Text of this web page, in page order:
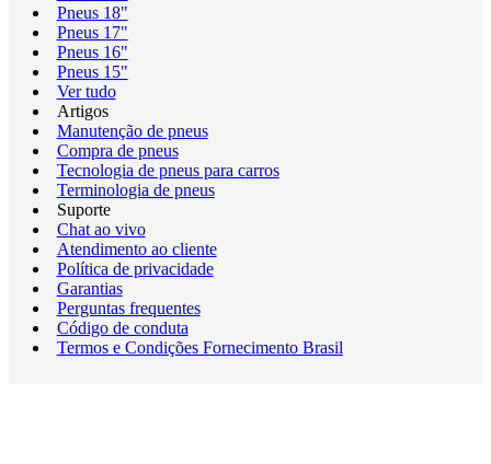
Pneus 18"
Pneus 17"
Pneus 16"
Pneus 15"
Ver tudo
Artigos
Manutenção de pneus
Compra de pneus
Tecnologia de pneus para carros
Terminologia de pneus
Suporte
Chat ao vivo
Atendimento ao cliente
Política de privacidade
Garantias
Perguntas frequentes
Código de conduta
Termos e Condições Fornecimento Brasil